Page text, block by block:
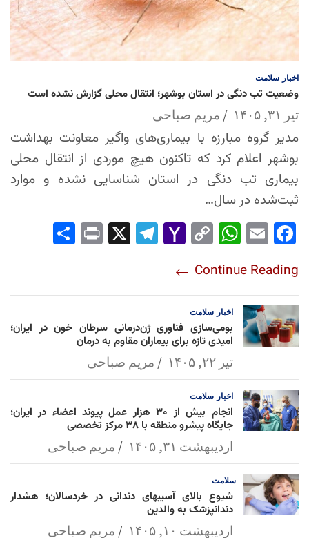
اخبار سلامت
وضعیت تب دنگی در استان بوشهر؛ انتقال محلی گزارش نشده است
تیر ۳۱, ۱۴۰۵ مریم صباحی
مدیر گروه مبارزه با بیماری‌های واگیر معاونت بهداشت
بوشهر اعلام کرد که تاکنون هیچ موردی از انتقال محلی
بیماری تب دنگی در استان شناسایی نشده و موارد
ثبت‌شده در سال…
Fac
ok
Em
Wh
Ap
p
Co
Lin
k
Yah
l
Tel
Pri
Continue Reading
اخبار سلامت
بومی‌سازی فناوری ژن‌درمانی سرطان خون در ایران؛
امیدی تازه برای بیماران مقاوم به درمان
تیر ۲۲, ۱۴۰۵ مریم صباحی
اخبار سلامت
انجام بیش از ۳۰ هزار عمل پیوند اعضاء در ایران؛
جایگاه پیشرو منطقه با ۳۸ مرکز تخصصی
اردیبهشت ۳۱, ۱۴۰۵ مریم صباحی
سلامت
شیوع بالای آسیبهای دندانی در خردسالان؛ هشدار
دندانپزشک به والدین
اردیبهشت ۱۰, ۱۴۰۵ مریم صباحی